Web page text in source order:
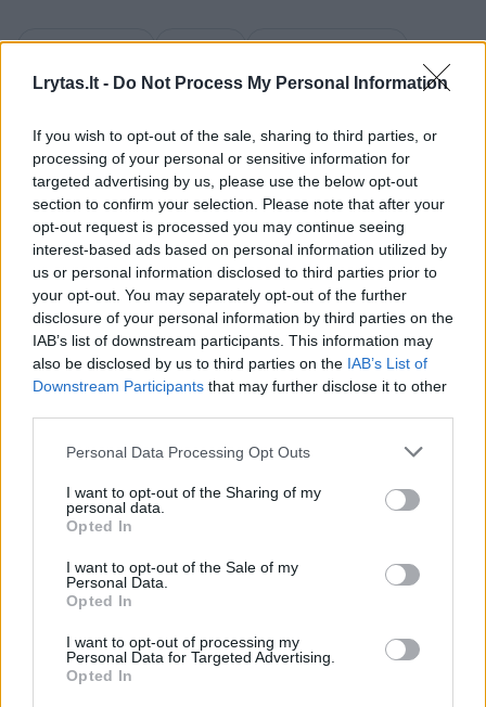
Lrytas.lt - Do Not Process My Personal Information
If you wish to opt-out of the sale, sharing to third parties, or
processing of your personal or sensitive information for
targeted advertising by us, please use the below opt-out
section to confirm your selection. Please note that after your
opt-out request is processed you may continue seeing
interest-based ads based on personal information utilized by
us or personal information disclosed to third parties prior to
your opt-out. You may separately opt-out of the further
disclosure of your personal information by third parties on the
IAB’s list of downstream participants. This information may
also be disclosed by us to third parties on the IAB’s List of
Downstream Participants that may further disclose it to other
Personal Data Processing Opt Outs
I want to opt-out of the Sharing of my
personal data.
Opted In
I want to opt-out of the Sale of my
Personal Data.
Opted In
I want to opt-out of processing my
Personal Data for Targeted Advertising.
Opted In
Viktorija Andrulytė buriavimas
Lietuva Paryžiuje 2024
Komentuoti po šiuo straipsniu
Komentuoti gali tik Lrytas registruoti vartotojai.
Prisijunkite prie registruotų vartotojų
bendruomenės ir bendraukite komentaruose!
Rodyti komentarus
Prisijungti komentatoriams